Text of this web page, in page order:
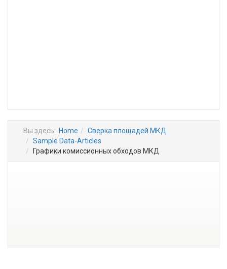
Вы здесь: Home
Сверка площадей МКД
Sample Data-Articles
Графики комиссионных обходов МКД